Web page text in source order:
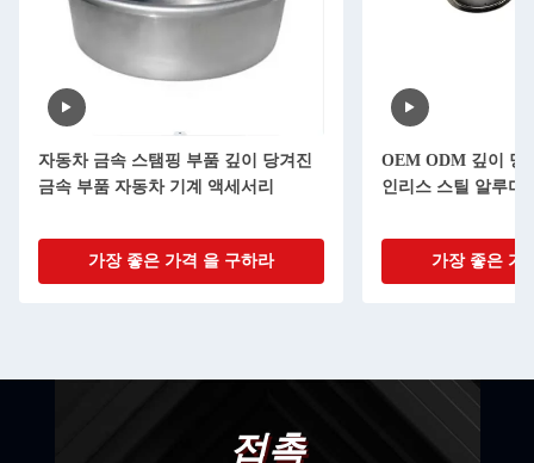
자동차 금속 스탬핑 부품 깊이 당겨진
금속 부품 자동차 기계 액세서리
가장 좋은 가격 을 구하라
OEM ODM 깊이 당
인리스 스틸 알루미
가장 좋은 가
접촉